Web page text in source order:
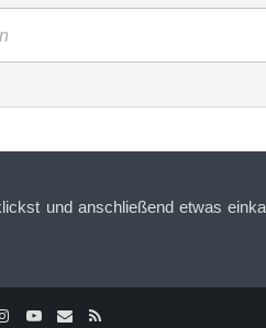
und anschließend etwas